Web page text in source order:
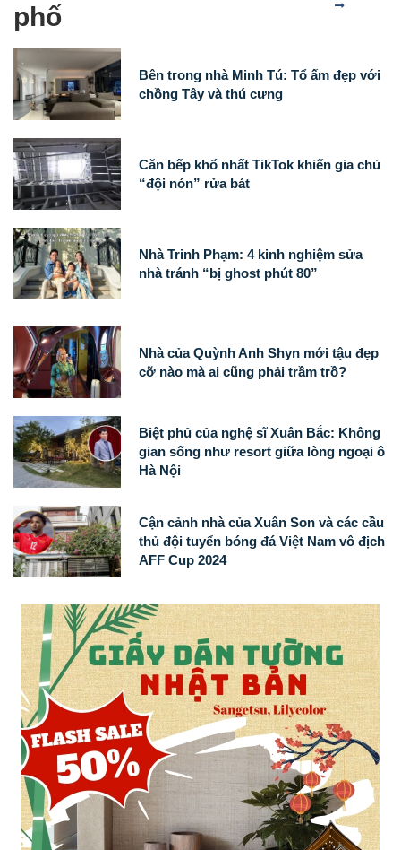
phố
Bên trong nhà Minh Tú: Tổ ấm đẹp với
chồng Tây và thú cưng
Căn bếp khổ nhất TikTok khiến gia chủ
“đội nón” rửa bát
Nhà Trinh Phạm: 4 kinh nghiệm sửa
nhà tránh “bị ghost phút 80”
Nhà của Quỳnh Anh Shyn mới tậu đẹp
cỡ nào mà ai cũng phải trầm trồ?
Biệt phủ của nghệ sĩ Xuân Bắc: Không
gian sống như resort giữa lòng ngoại ô
Hà Nội
Cận cảnh nhà của Xuân Son và các cầu
thủ đội tuyển bóng đá Việt Nam vô địch
AFF Cup 2024